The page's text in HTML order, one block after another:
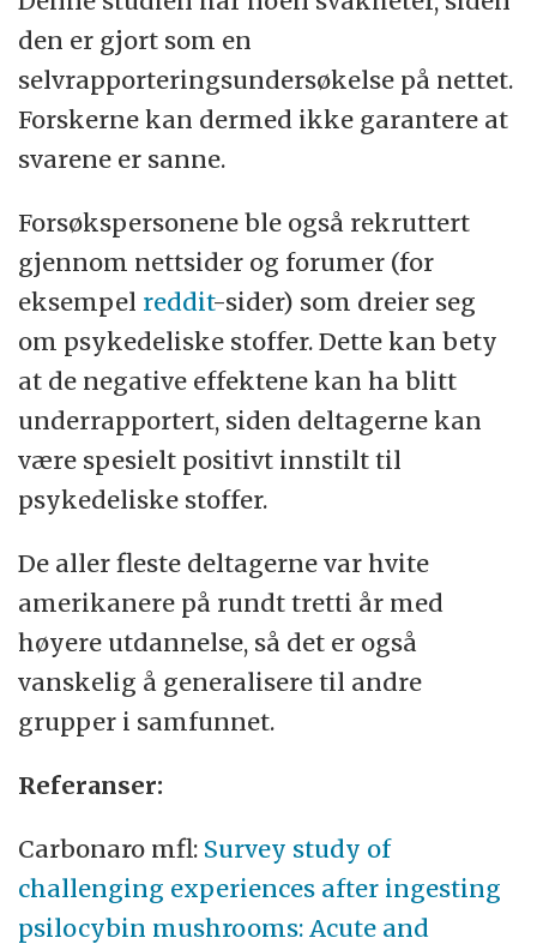
den er gjort som en
selvrapporteringsundersøkelse på nettet.
Forskerne kan dermed ikke garantere at
svarene er sanne.
Forsøkspersonene ble også rekruttert
gjennom nettsider og forumer (for
eksempel reddit-sider) som dreier seg
om psykedeliske stoffer. Dette kan bety
at de negative effektene kan ha blitt
underrapportert, siden deltagerne kan
være spesielt positivt innstilt til
psykedeliske stoffer.
De aller fleste deltagerne var hvite
amerikanere på rundt tretti år med
høyere utdannelse, så det er også
vanskelig å generalisere til andre
grupper i samfunnet.
Referanser:
Carbonaro mfl: Survey study of
challenging experiences after ingesting
psilocybin mushrooms: Acute and